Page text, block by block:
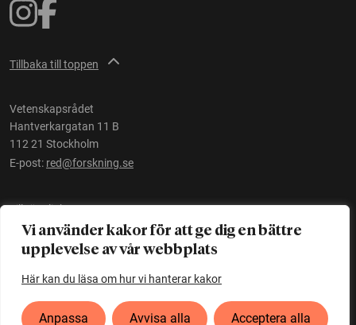
Vi använder kakor för att ge dig en bättre
upplevelse av vår webbplats
Här kan du läsa om hur vi hanterar kakor
Anpassa Avvisa alla Acceptera alla
Tillbaka till toppen
Vetenskapsrådet
Hantverkargatan 11 B
112 21 Stockholm
E-post: red@forskning.se
Tillgänglighet
Ett initiativ avVetenskapsrådet